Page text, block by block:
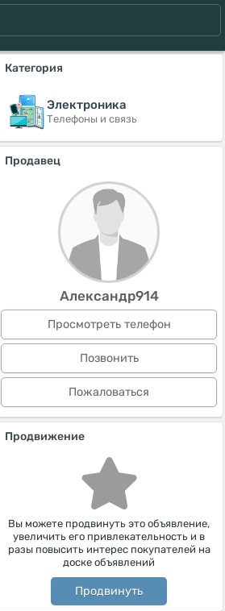
Категория
Электроника
Телефоны и связь
Продавец
Александр914
Просмотреть телефон
Позвонить
Пожаловаться
Продвижение
Вы можете продвинуть это объявление,
увеличить его привлекательность и в
разы повысить интерес покупателей на
доске объявлений
Продвинуть